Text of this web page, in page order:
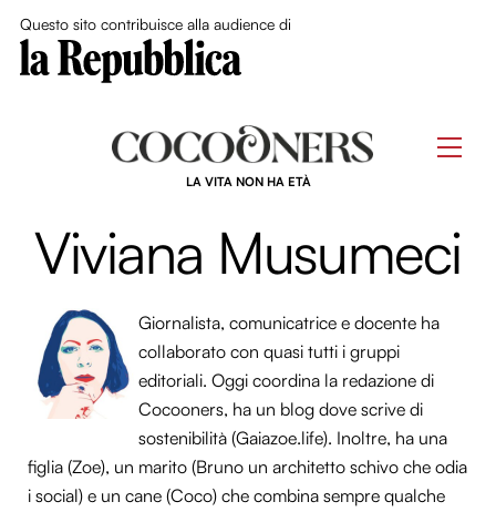
Questo sito contribuisce alla audience di
LA VITA NON HA ETÀ
Viviana Musumeci
Giornalista, comunicatrice e docente ha
collaborato con quasi tutti i gruppi
editoriali. Oggi coordina la redazione di
Cocooners, ha un blog dove scrive di
sostenibilità (Gaiazoe.life). Inoltre, ha una
figlia (Zoe), un marito (Bruno un architetto schivo che odia
i social) e un cane (Coco) che combina sempre qualche